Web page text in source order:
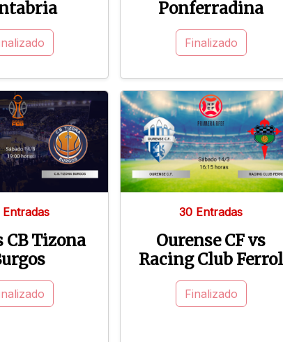
Ponferradina
Finalizado
CB Tizona
30 Entradas
Ourense CF vs
Racing Club Ferrol
Finalizado